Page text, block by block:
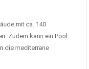
mit ca. 140
Zudem kann ein Pool
die mediterrane